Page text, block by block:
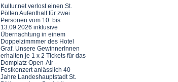
Kultur.net verlost einen St.
Pölten Aufenthalt für zwei
Personen vom 10. bis
13.09.2026 inklusive
Übernachtung in einem
Doppelzimmmer des Hotel
Graf. Unsere GewinnerInnen
erhalten je 1 x 2 Tickets für das
Domplatz Open-Air -
Festkonzert anlässlich 40
Jahre Landeshauptstadt St.